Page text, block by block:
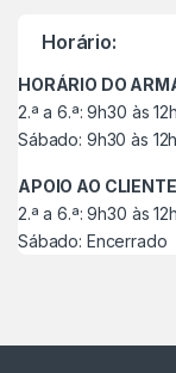
r
Horário:
HORÁRIO DO
2.ª a 6.ª: 9h30 às
Sábado: 9h30 às
APOIO AO
2.ª a 6.ª: 9h30 às
Sábado: Encerrado